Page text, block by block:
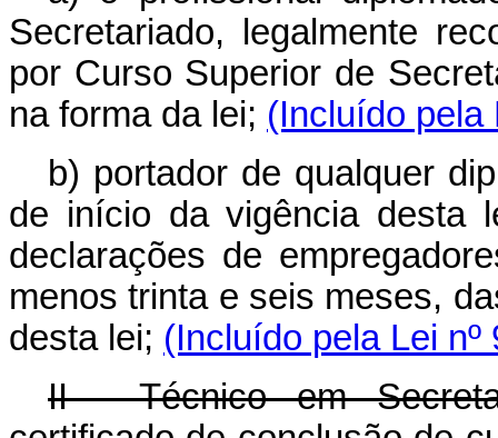
Secretariado, legalmente
por Curso Superior de
na forma da lei; (Incluído pela
b) portador de qualquer
de início da vigência desta
declarações de
menos trinta e seis meses,
desta lei; (Incluído pela Lei
II - Técnico em